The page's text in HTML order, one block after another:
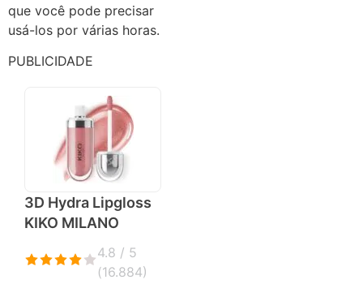
que você pode precisar
usá-los por várias horas.
PUBLICIDADE
3D Hydra Lipgloss
KIKO MILANO
4.8 / 5
(16.884)